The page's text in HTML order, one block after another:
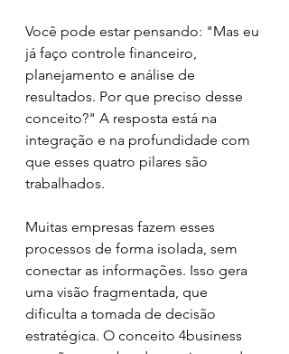
Você pode estar pensando: "Mas eu
já faço controle financeiro,
planejamento e análise de
resultados. Por que preciso desse
conceito?" A resposta está na
integração e na profundidade com
que esses quatro pilares são
trabalhados.
Muitas empresas fazem esses
processos de forma isolada, sem
conectar as informações. Isso gera
uma visão fragmentada, que
dificulta a tomada de decisão
estratégica. O conceito 4business